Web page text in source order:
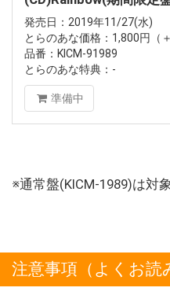
発売日：2019年11/27(水)
とらのあな価格：1,800円（＋
品番：KICM-91989
とらのあな特典：-
準備中
※通常盤(KICM-1989)は対
注意事項（よくお読